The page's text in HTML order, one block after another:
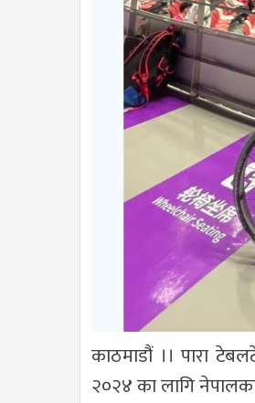
काठमाडौं ।। पारा
२०२४ का लागि